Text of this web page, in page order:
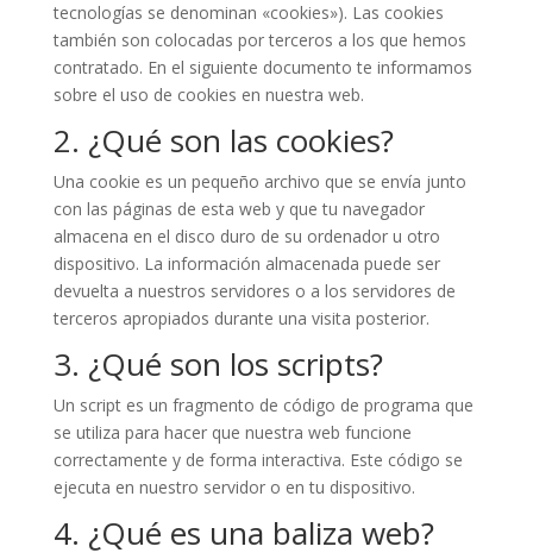
tecnologías se denominan «cookies»). Las cookies
también son colocadas por terceros a los que hemos
contratado. En el siguiente documento te informamos
sobre el uso de cookies en nuestra web.
2. ¿Qué son las cookies?
Una cookie es un pequeño archivo que se envía junto
con las páginas de esta web y que tu navegador
almacena en el disco duro de su ordenador u otro
dispositivo. La información almacenada puede ser
devuelta a nuestros servidores o a los servidores de
terceros apropiados durante una visita posterior.
3. ¿Qué son los scripts?
Un script es un fragmento de código de programa que
se utiliza para hacer que nuestra web funcione
correctamente y de forma interactiva. Este código se
ejecuta en nuestro servidor o en tu dispositivo.
4. ¿Qué es una baliza web?